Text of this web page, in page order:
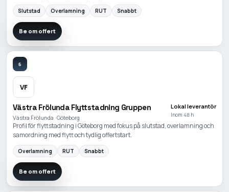
Slutstad Overlamning RUT Snabbt
Be om offert
6
VF
Västra Frölunda Flyttstadning Gruppen
Västra Frölunda · Göteborg
Lokal leverantör
Inom 48 h
Profil för flyttstadning i Göteborg med fokus på slutstad, overlamning och
samordning med flytt och tydlig offertstart.
Overlamning RUT Snabbt
Be om offert